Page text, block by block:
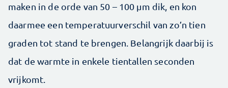
maken in de orde van 50 – 100 µm dik, en kon
daarmee een temperatuurverschil van zo’n tien
graden tot stand te brengen. Belangrijk daarbij is
dat de warmte in enkele tientallen seconden
vrijkomt.